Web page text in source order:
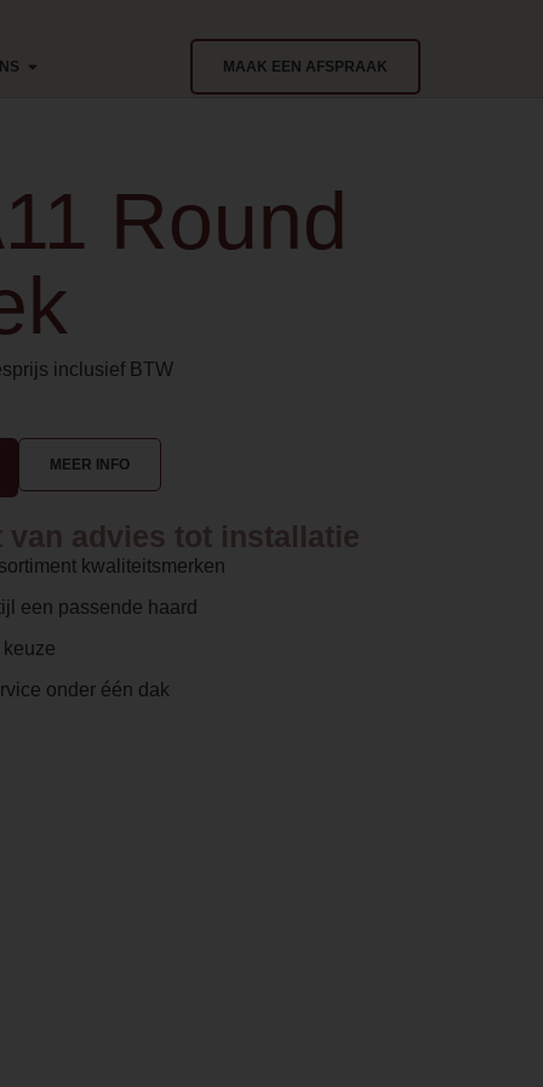
MAAK EEN AFSPRAAK
Round
inclusief BTW
MEER INFO
advies tot installatie
kwaliteitsmerken
een passende haard
onder één dak